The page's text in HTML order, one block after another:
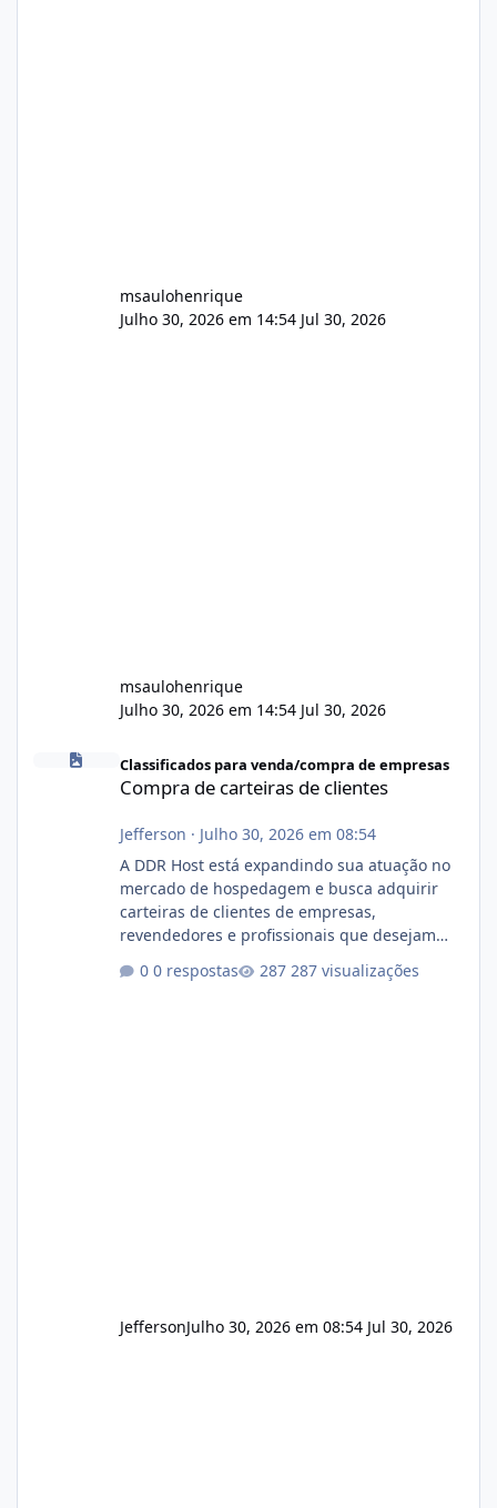
msaulohenrique
Julho 30, 2026 em 14:54 Jul 30, 2026
msaulohenrique
Julho 30, 2026 em 14:54 Jul 30, 2026
Compra de carteiras de clientes
Classificados para venda/compra de empresas
Compra de carteiras de clientes
Jefferson · Julho 30, 2026 em 08:54
A DDR Host está expandindo sua atuação no
mercado de hospedagem e busca adquirir
carteiras de clientes de empresas,
revendedores e profissionais que desejam
operação. Se você possui clientes ativos de
0 respostas 287 visualizações
JeffersonJulho 30, 2026 em 08:54 Jul 30, 2026